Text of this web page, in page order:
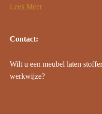
Lees Meer
Contact:
Wilt u een meubel laten
werkwijze?